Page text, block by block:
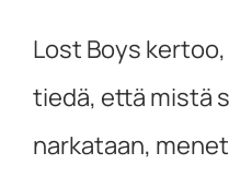
Lost Boys
tiedä, että mistä
narkataan,